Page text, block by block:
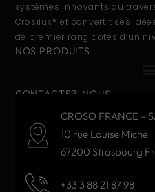
systèmes innovants au
Crosilux® et convertit ses
de premier rang dotés d’un
NOS PRODUITS
CONTACTEZ-NOUS
CROSO FRANCE –
10 rue Louise Michel
67200 Strasbourg
+33 3 88 21 87 98